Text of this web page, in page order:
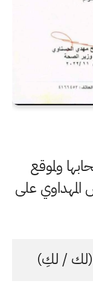
ولموقع
على
(لك / لكِ)